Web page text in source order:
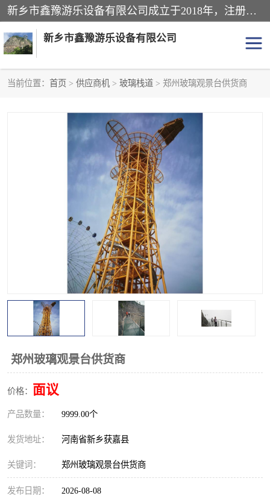
新乡市鑫豫游乐设备有限公司成立于2018年，注册地位于河南省。经营范围包括游乐设备、滑索、滑道、空中自行车、吊桥、拓展器材、攀岩器材、趣桥、悬崖秋千、网红桥、儿童乐园设备、水上乐园设备、丛林穿越设备、音乐呐喊设备、轨道滑车、栈道、玻璃滑道、观景平台、景观包装的设计、制造、销售、安装、维修，景区策划服务。
新乡市鑫豫游乐设备有限公司
当前位置： 首页 > 供应商机 > 玻璃栈道 > 郑州玻璃观景台供货商
郑州玻璃观景台供货商
价格： 面议
产品数量： 9999.00个
发货地址： 河南省新乡获嘉县
关键词： 郑州玻璃观景台供货商
发布日期： 2026-08-08
儿童乐园设备
水上乐园设备
攀岩器材
空中自行车
玻璃滑道
网红桥
拓展器材 丛林穿越设备
玻璃栈道